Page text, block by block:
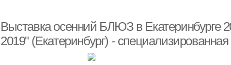
Выставка осенний БЛЮЗ в
2019" (Екатеринбург) -